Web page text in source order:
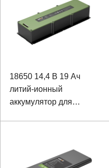
18650 14,4 В 19 Ач
литий-ионный
аккумулятор для